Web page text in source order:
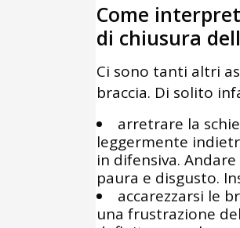
Come
di chiusura
Ci sono tanti altri
braccia. Di solito
arretrare la
leggermente
in difensiva.
paura e disgusto.
accarezzarsi le
una frustrazione